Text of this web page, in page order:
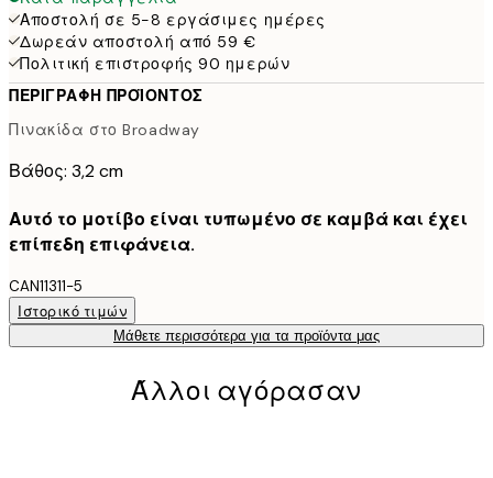
Αποστολή σε 5-8 εργάσιμες ημέρες
Δωρεάν αποστολή από 59 €
Πολιτική επιστροφής 90 ημερών
ΠΕΡΙΓΡΑΦΉ ΠΡΟΪΌΝΤΟΣ
Πινακίδα στο Broadway
Βάθος: 3,2 cm
Αυτό το μοτίβο είναι τυπωμένο σε καμβά και έχει
επίπεδη επιφάνεια.
CAN11311-5
Ιστορικό τιμών
Μάθετε περισσότερα για τα προϊόντα μας
Άλλοι αγόρασαν